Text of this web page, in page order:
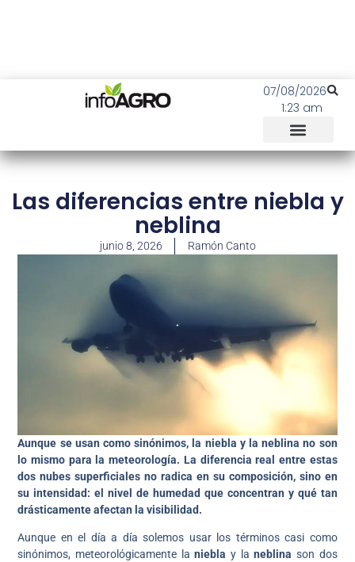
07/08/2026
1:23 am
Las diferencias entre niebla y
neblina
junio 8, 2026 Ramón Canto
Aunque se usan como sinónimos, la niebla y la neblina no son
lo mismo para la meteorología. La diferencia real entre estas
dos nubes superficiales no radica en su composición, sino en
su intensidad: el nivel de humedad que concentran y qué tan
drásticamente afectan la visibilidad.
Aunque en el día a día solemos usar los términos casi como
sinónimos, meteorológicamente laniebla y laneblina son dos